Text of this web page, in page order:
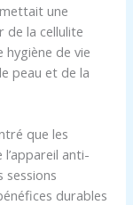
une
de la cellulite
hygiène de vie
peau et de la
que les
anti-
sessions
durables